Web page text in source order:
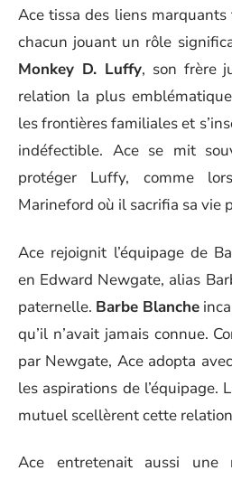
Ace tissa des liens
chacun jouant un rôle
Monkey D. Luffy, son frère
relation la plus
les frontières familiales et
indéfectible. Ace se mit
protéger Luffy, comme
Marineford où il sacrifia sa vie
Ace rejoignit l’équipage de
en Edward Newgate, alias
paternelle. Barbe Blanche
qu’il n’avait jamais connue.
par Newgate, Ace adopta
les aspirations de l’équipage.
mutuel scellèrent cette
Ace entretenait aussi une